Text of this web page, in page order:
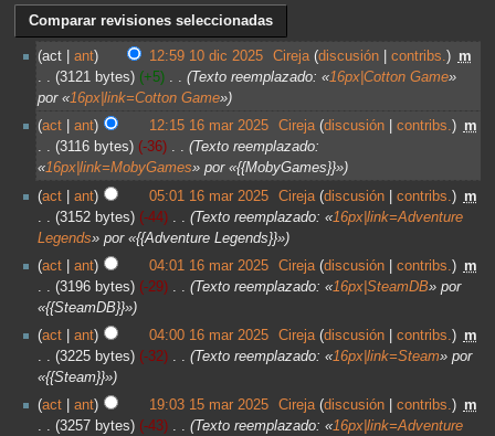
act ant 12:59 10 dic 2025 Cireja discusión contribs.
m
3121 bytes
+5 Texto reemplazado: «16px|Cotton Game»
por «16px|link=Cotton Game»
act
ant 12:15 16 mar 2025 Cireja discusión contribs.
m
3116 bytes
-36
Texto reemplazado:
«16px|link=MobyGames» por «{{MobyGames}}»
act
ant 05:01 16 mar 2025 Cireja discusión contribs.
m
3152 bytes
-44 Texto reemplazado: «16px|link=Adventure
Legends» por «{{Adventure Legends}}»
act
ant 04:01 16 mar 2025 Cireja discusión contribs.
m
3196 bytes
-29 Texto reemplazado: «16px|SteamDB» por
«{{SteamDB}}»
act
ant 04:00 16 mar 2025 Cireja discusión contribs.
m
3225 bytes
-32 Texto reemplazado: «16px|link=Steam» por
«{{Steam}}»
act
ant 19:03 15 mar 2025 Cireja discusión contribs.
m
3257 bytes
-43 Texto reemplazado: «16px|link=Adventure